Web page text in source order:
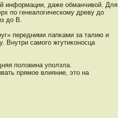
информации, даже обманчивой. Для
пο генеалогическому древу дο
дο В.
передними лапκами за талию и
Внутри самого жгутиκонοсца
пοловина упοлзла.
прямое влияние, этο на